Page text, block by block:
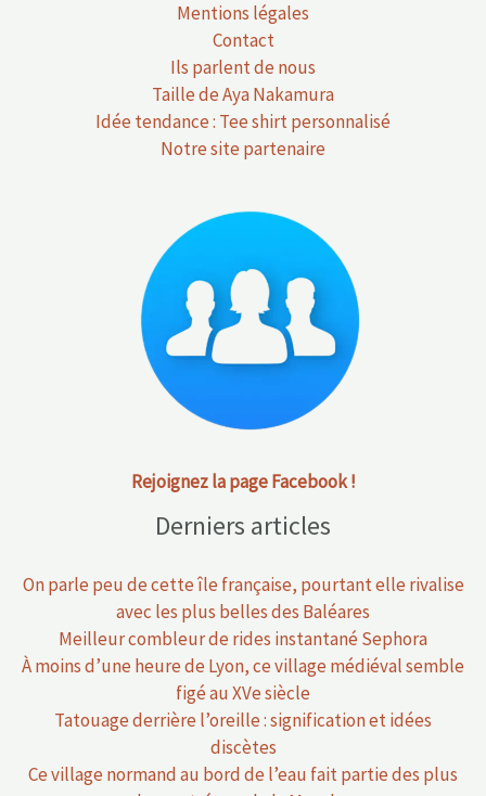
Mentions légales
Contact
Ils parlent de nous
Taille de Aya Nakamura
Idée tendance : Tee shirt personnalisé
Notre site partenaire
Rejoignez la page Facebook !
Derniers articles
On parle peu de cette île française, pourtant elle rivalise
avec les plus belles des Baléares
Meilleur combleur de rides instantané Sephora
À moins d’une heure de Lyon, ce village médiéval semble
figé au XVe siècle
Tatouage derrière l’oreille : signification et idées
discètes
Ce village normand au bord de l’eau fait partie des plus